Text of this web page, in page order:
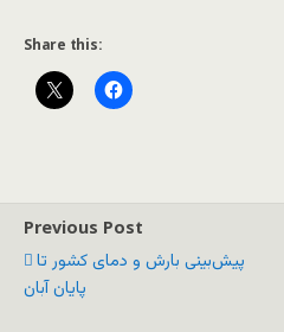
Share this:
Previous Post
پیش‌بینی بارش و دمای کشور تا
پایان آبان